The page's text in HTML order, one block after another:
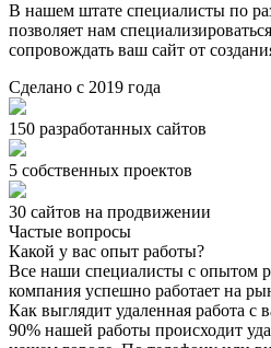
В нашем штате специалисты по
позволяет нам
сопровождать ваш сайт от
Сделано с 2019 года
150 разработанных сайтов
5 собственных проектов
30 сайтов на продвижении
Частые вопросы
Какой у вас опыт работы?
Все наши специалисты с опытом
компания успешно работает на
Как выглядит удаленная работа с
90% нашей работы происходит